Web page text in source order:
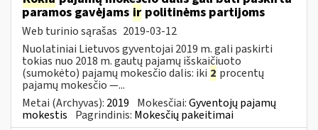
paramos gavėjams ir politinėms partijoms
Web turinio sąrašas 2019-03-12
Nuolatiniai Lietuvos gyventojai 2019 m. gali paskirti
tokias nuo 2018 m. gautų pajamų išskaičiuoto
(sumokėto) pajamų mokesčio dalis: iki 2 procentų
pajamų mokesčio —...
Metai (Archyvas): 2019 Mokesčiai:Gyventojų pajamų
mokestis Pagrindinis: Mokesčių pakeitimai